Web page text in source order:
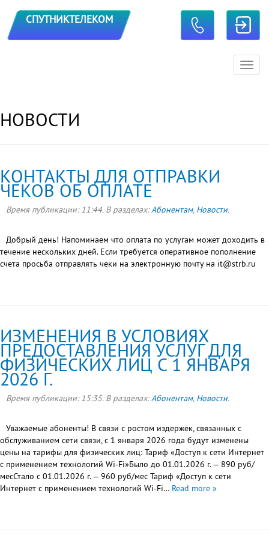
СПУТНИКТЕЛЕКОМ TOGGLE CONTACTS
НОВОСТИ
КОНТАКТЫ ДЛЯ ОТПРАВКИ
ЧЕКОВ ОБ ОПЛАТЕ
Время публикации:11:44. В разделах:Абонентам, Новости.
Добрый день! Напоминаем что оплата по услугам может доходить в
течение нескольких дней. Если требуется оперативное пополнение
счета просьба отправлять чеки на электронную почту на it@strb.ru
ИЗМЕНЕНИЯ В УСЛОВИЯХ
ПРЕДОСТАВЛЕНИЯ УСЛУГ ДЛЯ
ФИЗИЧЕСКИХ ЛИЦ С 1 ЯНВАРЯ
2026 Г.
Время публикации:15:35. В разделах:Абонентам, Новости.
Уважаемые абоненты! В связи с ростом издержек, связанных с
обслуживанием сети связи, с 1 января 2026 года будут изменены
цены на тарифы для физических лиц: Тариф «Доступ к сети Интернет
с применением технологий Wi-Fi»Было до 01.01.2026 г. — 890 руб/
месСтало с 01.01.2026 г. — 960 руб/мес Тариф «Доступ к сети
Интернет с применением технологий Wi-Fi… Read more »